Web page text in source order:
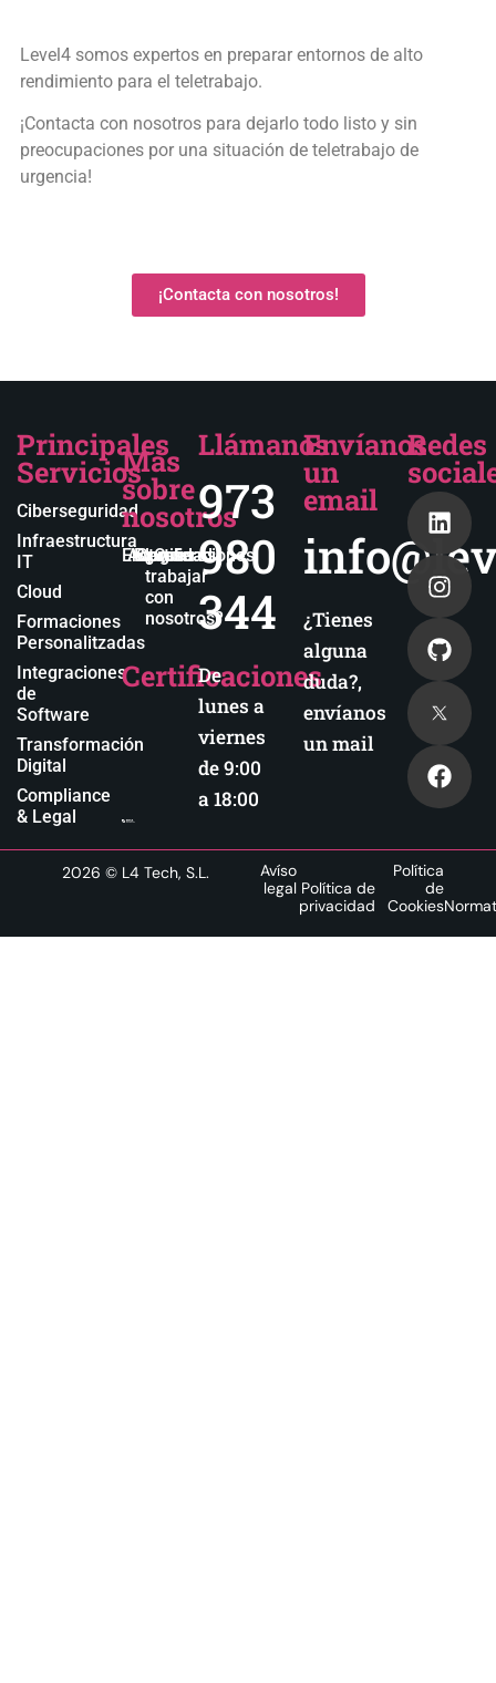
Level4 somos expertos en preparar entornos de alto
rendimiento para el teletrabajo.
¡Contacta con nosotros para dejarlo todo listo y sin
preocupaciones por una situación de teletrabajo de
urgencia!
¡Contacta con nosotros!
Principales
Servicios
Ciberseguridad
Infraestructura
IT
Cloud
Formaciones
Personalitzadas
Integraciones
de
Software
Transformación
Digital
Compliance
& Legal
Más
sobre
nosotros
Empresa
Actualidad
Blog
Certificaciones
¿Quieres
trabajar
con
nosotros?
Certificaciones
Llámanos
973
980
344
De
lunes a
viernes
de 9:00
a 18:00
Envíanos
un
email
¿Tienes
alguna
duda?,
envíanos
un mail
Redes
2026 © L4 Tech, S.L.
Avíso
legal Política de
privacidad
Política
de
Cookies